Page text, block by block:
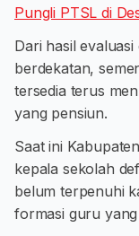
Pungli PTSL di
Dari hasil
berdekatan,
tersedia terus
yang pensiun.
Saat ini
kepala sekolah
belum terpenuhi
formasi guru